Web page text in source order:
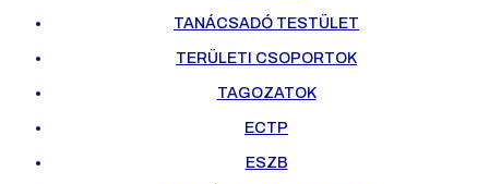
TANÁCSADÓ TESTÜLET
TERÜLETI CSOPORTOK
TAGOZATOK
ECTP
ESZB